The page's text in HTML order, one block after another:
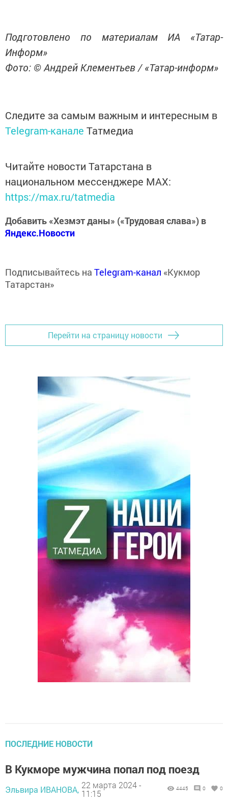
Подготовлено по материалам ИА «Татар-
Информ»
Фото: © Андрей Клементьев / «Татар-информ»
Следите за самым важным и интересным в
Telegram-канале Татмедиа
Читайте новости Татарстана в
национальном мессенджере MАХ:
https://max.ru/tatmedia
Добавить «Хезмэт даны» («Трудовая слава») в
Яндекс.Новости
Подписывайтесь на Telegram-канал «Кукмор
Татарстан»
Перейти на страницу новости
ПОСЛЕДНИЕ НОВОСТИ
В Кукморе мужчина попал под поезд
Эльвира ИВАНОВА, 22 марта 2024 -
11:15
4445 0 0